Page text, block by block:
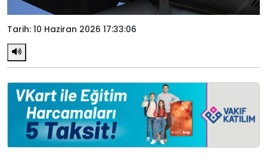
Tarih: 10 Haziran 2026 17:33:06